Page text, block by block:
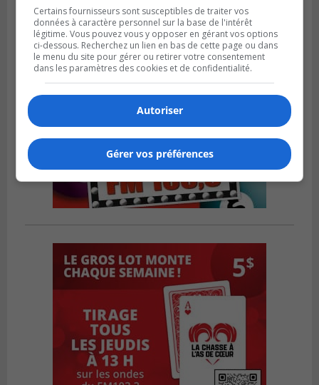
Certains fournisseurs sont susceptibles de traiter vos
données à caractère personnel sur la base de l'intérêt
légitime. Vous pouvez vous y opposer en gérant vos options
ci-dessous. Recherchez un lien en bas de cette page ou dans
le menu du site pour gérer ou retirer votre consentement
dans les paramètres des cookies et de confidentialité.
Autoriser
Gérer vos préférences